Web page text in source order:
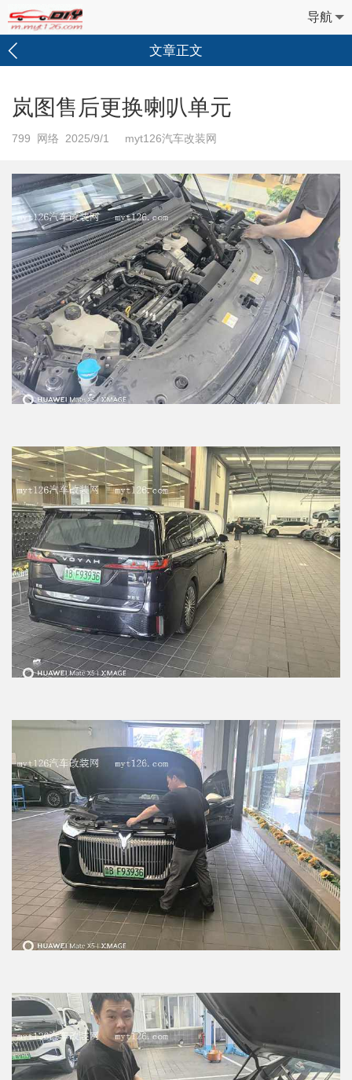
导航
文章正文
岚图售后更换喇叭单元
799 网络 2025/9/1 myt126汽车改装网